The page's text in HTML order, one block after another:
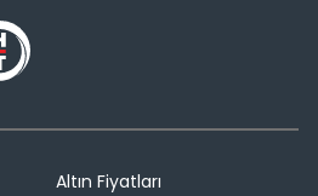
Altın Fiyatları